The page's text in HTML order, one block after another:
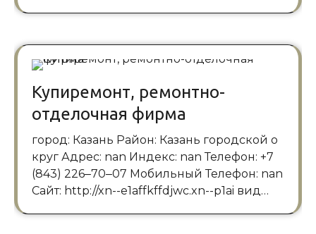
Купиремонт, ремонтно-
отделочная фирма
город: Казань Район: Казань городской о
круг Адрес: nan Индекс: nan Телефон: +7
(843) 226‒70‒07 Мобильный Телефон: nan
Сайт: http://xn--e1affkffdjwc.xn--p1ai вид…